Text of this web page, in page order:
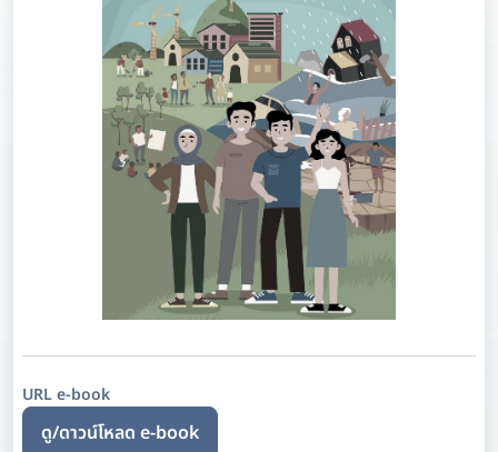
URL e-book
ดู/ดาวน์โหลด e-book